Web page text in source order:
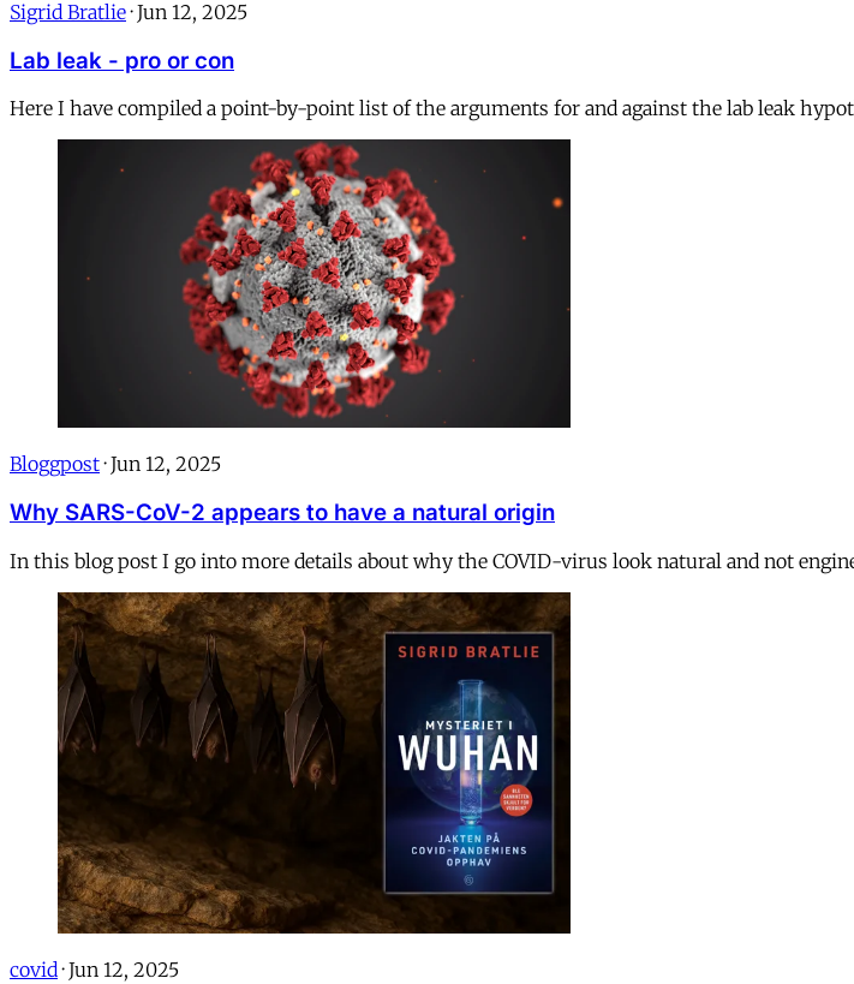
Sigrid Bratlie · Jun 12, 2025
Lab leak - pro or con
Here I have compiled a point-by-point list of the arguments for and against the lab leak
Bloggpost · Jun 12, 2025
Why SARS-CoV-2 appears to have a natural origin
In this blog post I go into more details about why the COVID-virus look natural and not
covid · Jun 12, 2025